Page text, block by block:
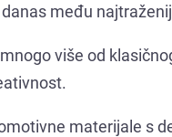
među
više od
materijale s